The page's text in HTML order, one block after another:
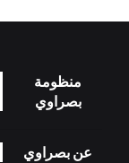
منظومة
بصراوي
عن بصراوي